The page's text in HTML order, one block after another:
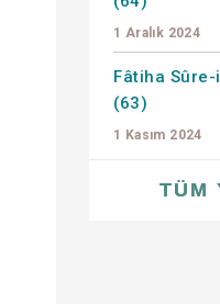
1 Aralık 2024
Fâtiha
(63)
1 Kasım 2024
TÜM